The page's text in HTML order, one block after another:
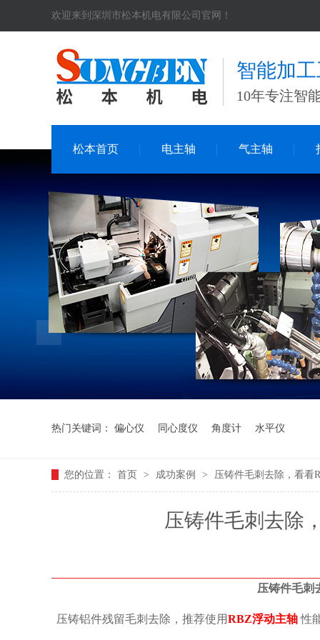
欢迎来到深圳市松本机电有限公司官网！
智能加
10年专注智
松本首页 电主轴 气主轴
热门关键词： 偏心仪 同心度仪 角度计 水平仪
您的位置： 首页 > 成功案例 > 压铸件毛刺去除，看看
压铸件毛刺去除
压铸件毛刺
压铸铝件残留毛刺去除，推荐使用RBZ浮动主轴 性